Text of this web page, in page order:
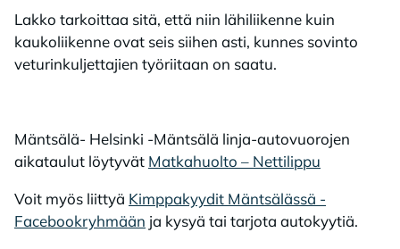
Lakko tarkoittaa sitä, että niin lähiliikenne kuin
kaukoliikenne ovat seis siihen asti, kunnes sovinto
veturinkuljettajien työriitaan on saatu.
Mäntsälä- Helsinki -Mäntsälä linja-autovuorojen
aikataulut löytyvät Matkahuolto – Nettilippu
Voit myös liittyä Kimppakyydit Mäntsälässä -
Facebookryhmään ja kysyä tai tarjota autokyytiä.